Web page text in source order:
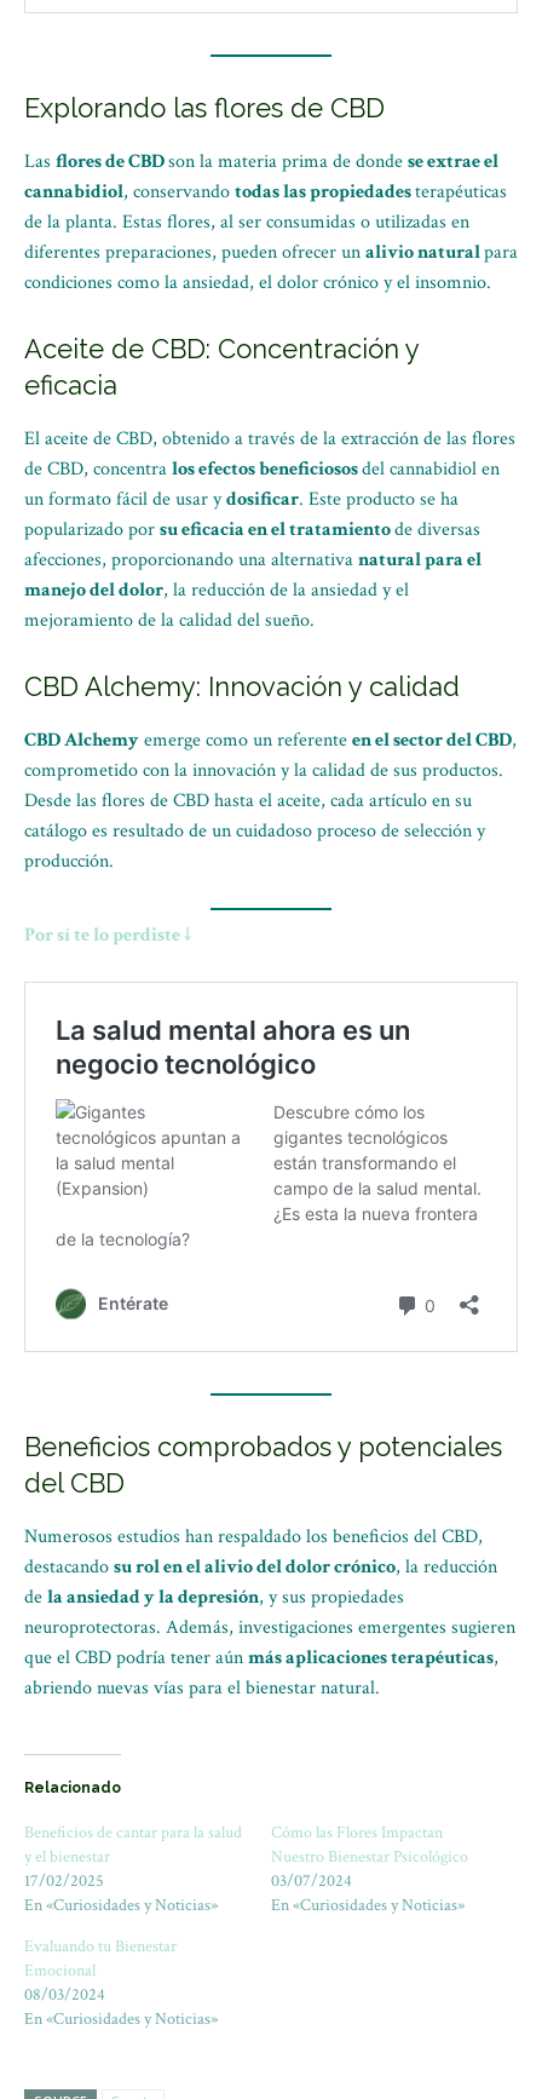
Explorando las flores de CBD
Las flores de CBDson la materia prima de dondese extrae el
cannabidiol, conservandotodas las propiedadesterapéuticas
de la planta. Estas flores, al ser consumidas o utilizadas en
diferentes preparaciones, pueden ofrecer unalivio naturalpara
condiciones como la ansiedad, el dolor crónico y el insomnio.
Aceite de CBD: Concentración y
eficacia
El aceite de CBD, obtenido a través de la extracción de las flores
de CBD, concentralos efectos beneficiososdel cannabidiol en
un formato fácil de usar ydosificar. Este producto se ha
popularizado porsu eficacia en el tratamientode diversas
afecciones, proporcionando una alternativanatural para el
manejo del dolor, la reducción de la ansiedad y el
mejoramiento de la calidad del sueño.
CBD Alchemy: Innovación y calidad
CBD Alchemyemerge como un referenteen el sector del CBD,
comprometido con la innovación y la calidad de sus productos.
Desde las flores de CBD hasta el aceite, cada artículo en su
catálogo es resultado de un cuidadoso proceso de selección y
producción.
Por sí te lo perdiste ↓
Beneficios comprobados y potenciales
del CBD
Numerosos estudios han respaldado los beneficios del CBD,
destacandosu rol en el alivio del dolor crónico, la reducción
dela ansiedad y la depresión, y sus propiedades
neuroprotectoras. Además, investigaciones emergentes sugieren
que el CBD podría tener aúnmás aplicaciones terapéuticas,
abriendo nuevas vías para el bienestar natural.
Relacionado
Beneficios de cantar para la salud
y el bienestar
17/02/2025
En «Curiosidades y Noticias»
Cómo las Flores Impactan
Nuestro Bienestar Psicológico
03/07/2024
En «Curiosidades y Noticias»
Evaluando tu Bienestar
Emocional
08/03/2024
En «Curiosidades y Noticias»